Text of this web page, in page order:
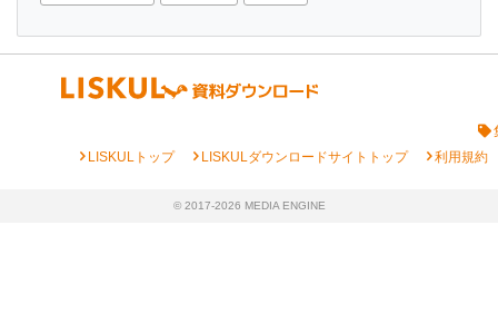
chevron_rightLISKULトップ chevron_rightLISKULダウンロードサイトトップ chevron_right利用規約
© 2017-2026 MEDIA ENGINE